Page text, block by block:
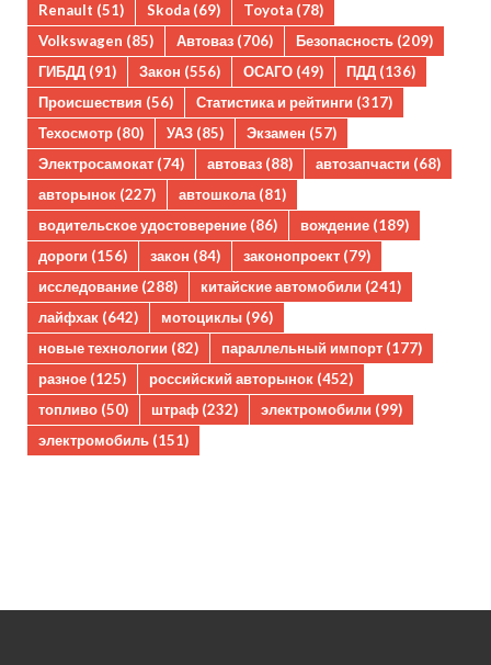
Renault (51) Skoda (69) Toyota (78)
Volkswagen (85) Автоваз (706) Безопасность (209)
ГИБДД (91) Закон (556) ОСАГО (49) ПДД (136)
Происшествия (56) Статистика и рейтинги (317)
Техосмотр (80) УАЗ (85) Экзамен (57)
Электросамокат (74) автоваз (88) автозапчасти (68)
авторынок (227) автошкола(81)
водительское удостоверение (86) вождение (189)
дороги (156) закон (84) законопроект (79)
исследование (288) китайские автомобили (241)
лайфхак (642) мотоциклы (96)
новые технологии (82) параллельный импорт (177)
разное (125) российский авторынок (452)
топливо (50) штраф (232) электромобили (99)
электромобиль (151)